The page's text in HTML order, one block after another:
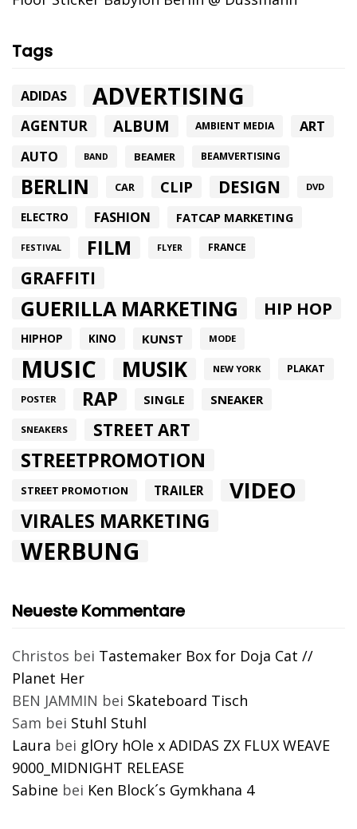
Tags
ADIDAS ADVERTISING
AGENTUR ALBUM AMBIENT MEDIA ART
AUTO BAND BEAMER BEAMVERTISING
BERLIN CAR CLIP DESIGN DVD
ELECTRO FASHION FATCAP MARKETING
FESTIVAL FILM FLYER FRANCE
GRAFFITI
GUERILLA MARKETING HIP HOP
HIPHOP KINO KUNST MODE
MUSIC MUSIK NEW YORK PLAKAT
POSTER RAP SINGLE SNEAKER
SNEAKERS STREET ART
STREETPROMOTION
STREET PROMOTION TRAILER VIDEO
VIRALES MARKETING
WERBUNG
Neueste Kommentare
Christos bei Tastemaker Box for Doja Cat //
Planet Her
BEN JAMMIN bei Skateboard Tisch
Sam bei Stuhl Stuhl
Laura bei glOry hOle x ADIDAS ZX FLUX WEAVE
9000_MIDNIGHT RELEASE
Sabine bei Ken Block´s Gymkhana 4